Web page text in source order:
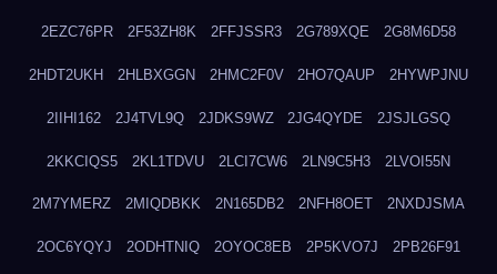
2EZC76PR 2F53ZH8K 2FFJSSR3 2G789XQE 2G8M6D58
2HDT2UKH 2HLBXGGN 2HMC2F0V 2HO7QAUP 2HYWPJNU
2IIHI162 2J4TVL9Q 2JDKS9WZ 2JG4QYDE 2JSJLGSQ
2KKCIQS5 2KL1TDVU 2LCI7CW6 2LN9C5H3 2LVOI55N
2M7YMERZ 2MIQDBKK 2N165DB2 2NFH8OET 2NXDJSMA
2OC6YQYJ 2ODHTNIQ 2OYOC8EB 2P5KVO7J 2PB26F91